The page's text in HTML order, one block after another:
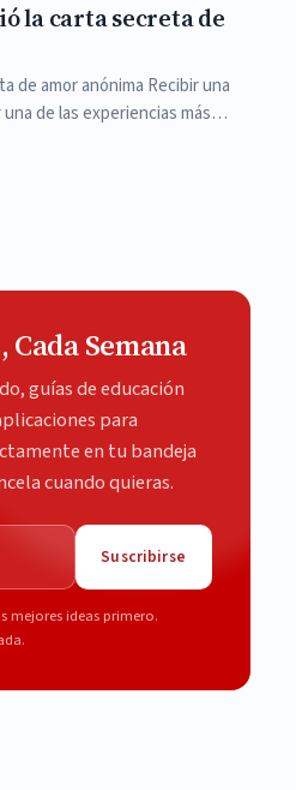
la carta secreta de
de amor anónima Recibir una
de las experiencias más…
Cada Semana
guías de educación
para
en tu bandeja
cuando quieras.
Suscribirse
mejores ideas primero.